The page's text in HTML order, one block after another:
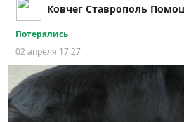
Ковчег Ставрополь
Потерялись
02 апреля 17:27